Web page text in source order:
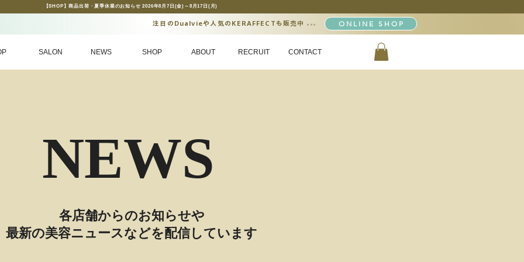
【SHOP】商品出荷・夏季休業のお知らせ 2026年8月7日(金)～8月17日(月)
注目のDualvieや人気のKERAFFECTも販売中 >>> ONLINE SHOP
SALON NEWS SHOP ABOUT RECRUIT CONTACT
NEWS
​各店舗からのお知らせや
最新の美容ニュースなどを配信しています